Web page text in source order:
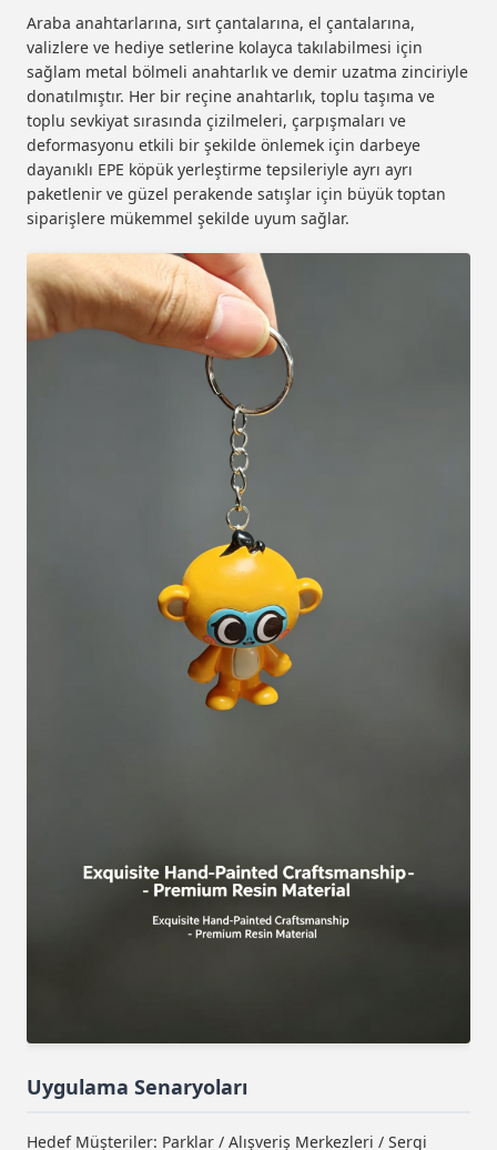
Araba anahtarlarına, sırt çantalarına, el çantalarına,
valizlere ve hediye setlerine kolayca takılabilmesi için
sağlam metal bölmeli anahtarlık ve demir uzatma zinciriyle
donatılmıştır. Her bir reçine anahtarlık, toplu taşıma ve
toplu sevkiyat sırasında çizilmeleri, çarpışmaları ve
deformasyonu etkili bir şekilde önlemek için darbeye
dayanıklı EPE köpük yerleştirme tepsileriyle ayrı ayrı
paketlenir ve güzel perakende satışlar için büyük toptan
siparişlere mükemmel şekilde uyum sağlar.
Uygulama Senaryoları
Hedef Müşteriler: Parklar / Alışveriş Merkezleri / Sergi